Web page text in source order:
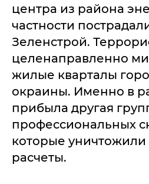
центра из района
частности
Зеленстрой.
целенаправленно
жилые кварталы
окраины. Именно в
прибыла другая
профессиональных
которые
расчеты.